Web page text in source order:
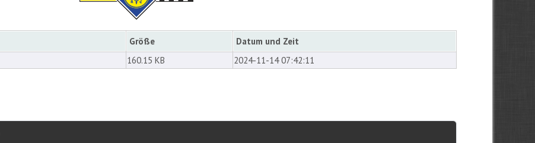
Größe
Datum und Zeit
160.15 KB 2024-11-14 07:42:11